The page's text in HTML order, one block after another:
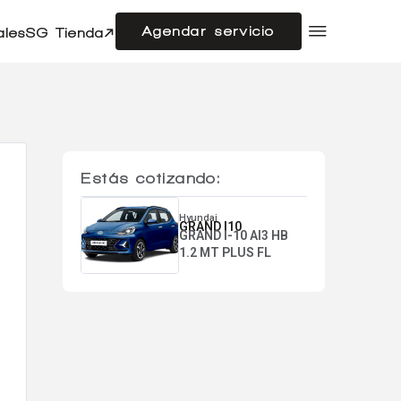
SG Tienda Agendar servicio
Centro de ayuda
Estás cotizando:
Hyundai
GRAND I10
GRAND I-10 AI3 HB
1.2 MT PLUS FL